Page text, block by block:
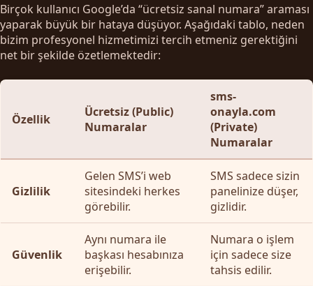
Birçok kullanıcı Google’da “ücretsiz sanal numara” araması
yaparak büyük bir hataya düşüyor. Aşağıdaki tablo, neden
bizim profesyonel hizmetimizi tercih etmeniz gerektiğini
net bir şekilde özetlemektedir:
Özellik
Ücretsiz (Public)
Numaralar
sms-
onayla.com
(Private)
Numaralar
Gizlilik
Gelen SMS’i web
sitesindeki herkes
görebilir.
SMS sadece sizin
panelinize düşer,
gizlidir.
Güvenlik
Aynı numara ile
başkası hesabınıza
erişebilir.
Numara o işlem
için sadece size
tahsis edilir.